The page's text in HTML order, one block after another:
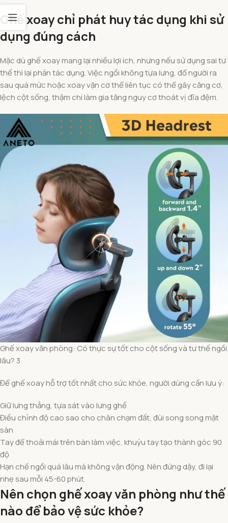
Ghế xoay chỉ phát huy tác dụng khi sử
dụng đúng cách
Mặc dù ghế xoay mang lại nhiều lợi ích, nhưng nếu sử dụng sai tư
thế thì lại phản tác dụng. Việc ngồi không tựa lưng, đổ người ra
sau quá mức hoặc xoay vặn cơ thể liên tục có thể gây căng cơ,
lệch cột sống, thậm chí làm gia tăng nguy cơ thoát vị đĩa đệm.
Ghế xoay văn phòng: Có thực sự tốt cho cột sống và tư thế ngồi
lâu? 3
Để ghế xoay hỗ trợ tốt nhất cho sức khỏe, người dùng cần lưu ý:
Giữ lưng thẳng, tựa sát vào lưng ghế
Điều chỉnh độ cao sao cho chân chạm đất, đùi song song mặt
sàn
Tay để thoải mái trên bàn làm việc, khuỷu tay tạo thành góc 90
độ
Hạn chế ngồi quá lâu mà không vận động. Nên đứng dậy, đi lại
nhẹ sau mỗi 45-60 phút.
Nên chọn ghế xoay văn phòng như thế
nào để bảo vệ sức khỏe?